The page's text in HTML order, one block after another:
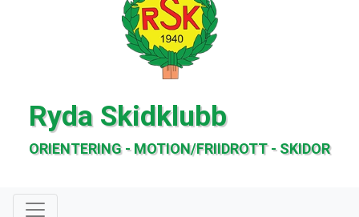
Ryda Skidklubb
ORIENTERING - MOTION/FRIIDROTT - SKIDOR